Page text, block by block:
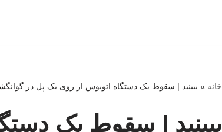
خانه » ببینید | سقوط یک دستگاه اتوبوس از روی یک پل در
ببینید | سقوط یک